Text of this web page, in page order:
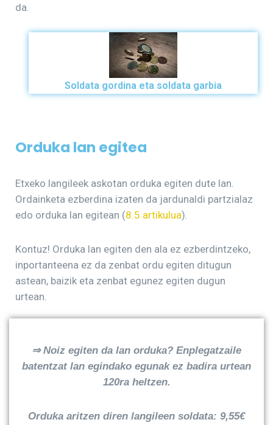
da.
Soldata gordina eta soldata garbia
Orduka lan egitea
Etxeko langileek askotan orduka egiten dute lan.
Ordainketa ezberdina izaten da jardunaldi partzialaz
edo orduka lan egitean (8.5 artikulua).
Kontuz! Orduka lan egiten den ala ez ezberdintzeko,
inportanteena ez da zenbat ordu egiten ditugun
astean, baizik eta zenbat egunez egiten dugun
urtean.
⇒Noiz egiten da lan orduka? Enplegatzaile
batentzat lan egindako egunak ez badira urtean
120ra heltzen.
Orduka aritzen diren langileen soldata: 9,55€